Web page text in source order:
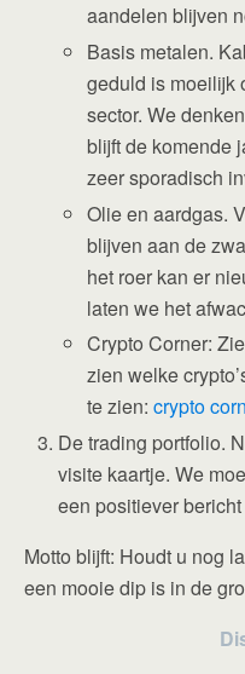
aandelen blijven
Basis metalen.
geduld is moeilijk
sector. We
blijft de komende
zeer sporadisch
Olie en aardgas.
blijven aan de
het roer kan er
laten we het
Crypto Corner:
zien welke
te zien:crypto
De trading portfolio.
visite kaartje. We
een positiever
Motto blijft: Houdt u nog
een mooie dip is in de